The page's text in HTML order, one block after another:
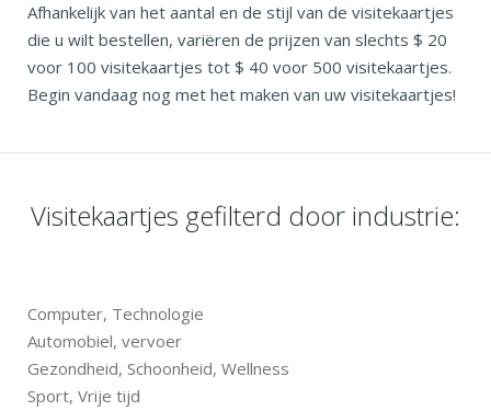
Afhankelijk van het aantal en de stijl van de visitekaartjes
die u wilt bestellen, variëren de prijzen van slechts $ 20
voor 100 visitekaartjes tot $ 40 voor 500 visitekaartjes.
Begin vandaag nog met het maken van uw visitekaartjes!
Visitekaartjes gefilterd door industrie:
Computer, Technologie
Automobiel, vervoer
Gezondheid, Schoonheid, Wellness
Sport, Vrije tijd